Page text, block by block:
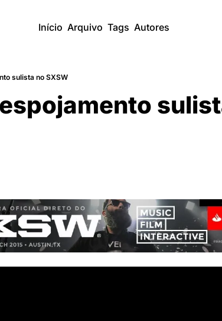
Início Arquivo Tags Autores
sulista no SXSW